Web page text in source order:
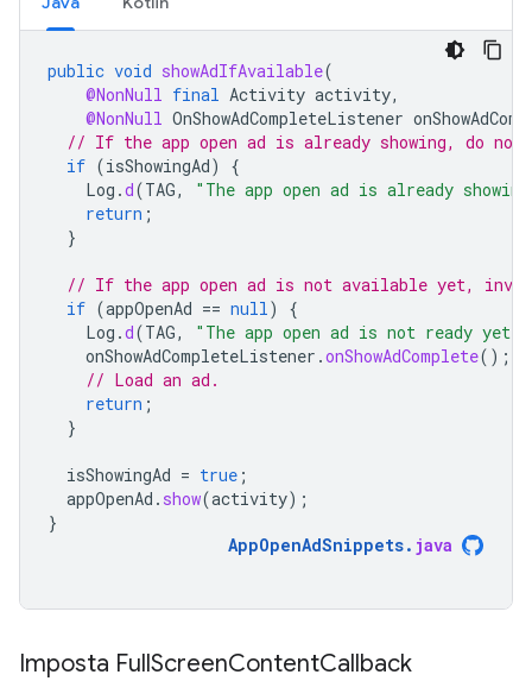
public void showAdIfAvailable(
@NonNull final Activity activity,
@NonNull OnShowAdCompleteListener
// If the app open ad is already showing, do not
if (isShowingAd)
{
Log .d(TAG,
"The app open ad is already
return ;
}
// If the app open ad is not available yet,
if (appOpenAd == null)
{
Log .d(TAG, "The app open ad is not ready yet."
onShowAdCompleteListener .onShowAdComplete();
// Load an ad.
return ;
}
isShowingAd = true ;
appOpenAd . show(activity);
}
AppOpenAdSnippets. java
Imposta FullScreenContentCallback